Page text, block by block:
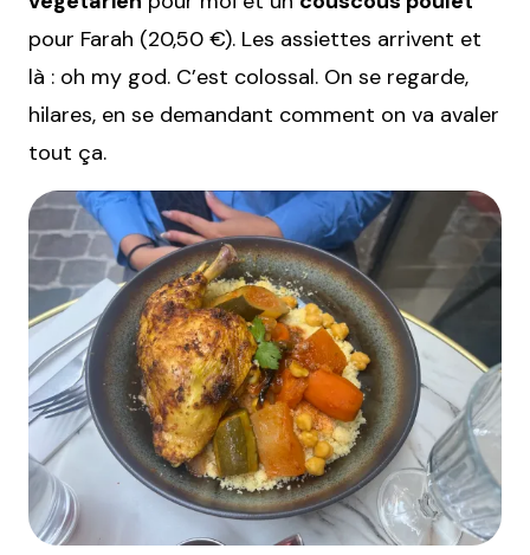
pour Farah (20,50 €). Les assiettes arrivent et
là : oh my god. C’est colossal. On se regarde,
hilares, en se demandant comment on va avaler
tout ça.